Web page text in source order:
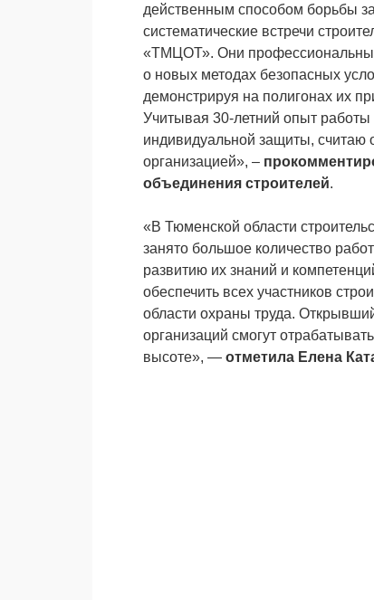
действенным способом борьбы
систематические встречи
«ТМЦОТ». Они
о новых методах безопасных
демонстрируя на полигонах их
Учитывая 30-летний опыт
индивидуальной защиты, считаю
организацией», –
объединения строителей.
«В Тюменской области
занято большое количество
развитию их знаний и
обеспечить всех участников
области охраны труда.
организаций смогут
высоте», — отметила Елена